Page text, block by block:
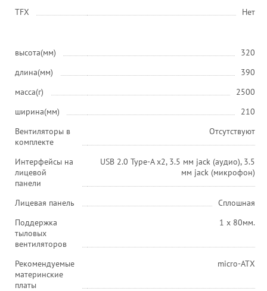
ТFХ
Нет
высота(мм)
320
длина(мм)
390
масса(г)
2500
ширина(мм)
210
Вентиляторы в
комплекте
Отсутствуют
Интерфейсы на
лицевой
панели
USB 2.0 Type-A х2, 3.5 мм jack (аудио), 3.5
мм jack (микрофон)
Лицевая панель
Сплошная
Поддержка
тыловых
вентиляторов
1 x 80мм.
Рекомендуемые
материнские
платы
micro-ATX